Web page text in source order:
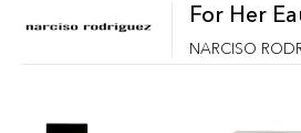
For Her
NARCISO